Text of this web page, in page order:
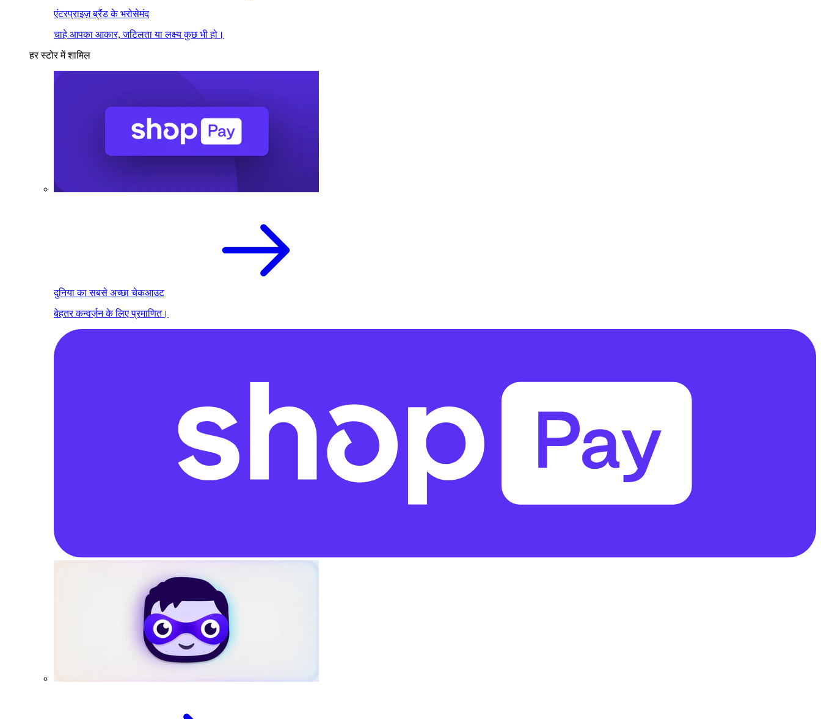
एंटरप्राइज़ ब्रैंड के भरोसेमंद
चाहे आपका आकार, जटिलता या लक्ष्य कुछ भी हो।
हर स्टोर में शामिल
दुनिया का सबसे अच्छा चेकआउट
बेहतर कन्वर्ज़न के लिए प्रमाणित।